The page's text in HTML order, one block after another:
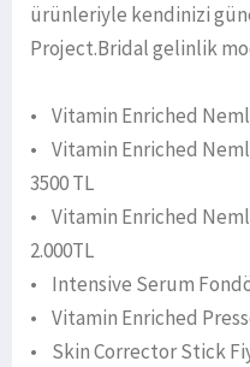
ürünleriyle kendinizi
Project.Bridal gelinlik
• Vitamin Enriched
• Vitamin Enriched
3500 TL
• Vitamin Enriched
2.000TL
• Intensive Serum
• Vitamin Enriched
• Skin Corrector Stick